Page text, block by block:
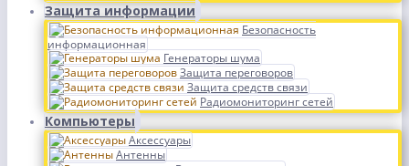
Защита информации
Безопасность
информационная
Генераторы шума
Защита переговоров
Защита средств связи
Радиомониторинг сетей
Компьютеры
Аксессуары
Антенны